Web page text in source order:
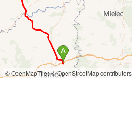
© OpenMapTiles© OpenStreetMap contributors